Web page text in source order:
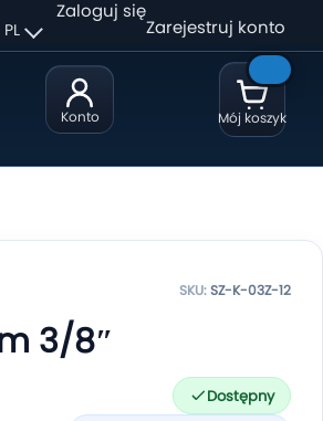
Konto
PL
Zaloguj się
Zarejestruj konto
Mój koszyk
SKU:SZ-K-03Z-12
3/8″
Dostępny